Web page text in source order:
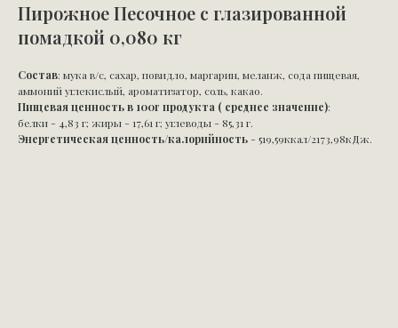
Пирожное Песочное с глазированной
помадкой 0,080 кг
Состав: мука в/с, сахар, повидло, маргарин, меланж, сода пищевая,
аммоний углекислый, ароматизатор, соль, какао.
Пищевая ценность в 100г продукта ( среднее значение):
белки - 4,83 г; жиры - 17,61 г; углеводы - 85,31 г.
Энергетическая ценность/калорийность - 519,59ккал/2173,98кДж.